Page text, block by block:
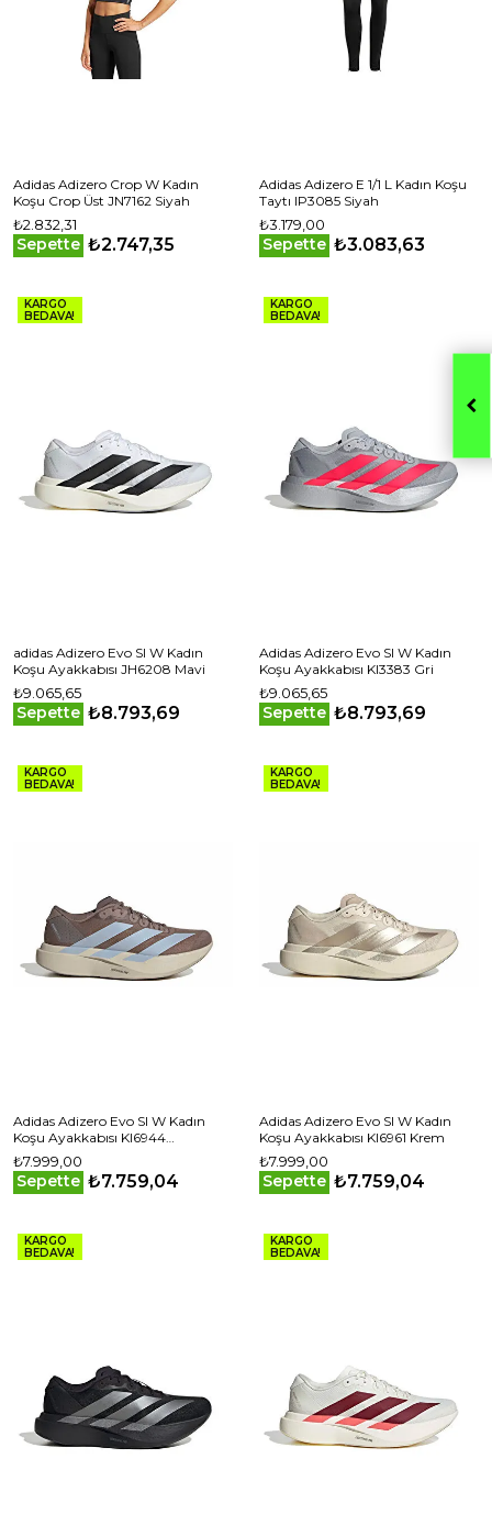
Adidas Adizero Crop W Kadın
Koşu Crop Üst JN7162 Siyah
₺2.832,31
Sepette ₺2.747,35
Adidas Adizero E 1/1 L Kadın Koşu
Taytı IP3085 Siyah
₺3.179,00
Sepette ₺3.083,63
KARGO
BEDAVA!
adidas Adizero Evo Sl W Kadın
Koşu Ayakkabısı JH6208 Mavi
₺9.065,65
Sepette ₺8.793,69
KARGO
BEDAVA!
Adidas Adizero Evo Sl W Kadın
Koşu Ayakkabısı KI3383 Gri
₺9.065,65
Sepette ₺8.793,69
KARGO
BEDAVA!
Adidas Adizero Evo Sl W Kadın
Koşu Ayakkabısı KI6944
Kahverengi
₺7.999,00
Sepette ₺7.759,04
KARGO
BEDAVA!
Adidas Adizero Evo Sl W Kadın
Koşu Ayakkabısı KI6961 Krem
₺7.999,00
Sepette ₺7.759,04
KARGO
BEDAVA!
KARGO
BEDAVA!